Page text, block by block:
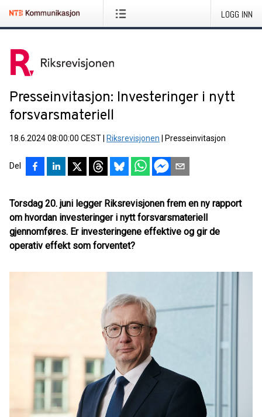
LOGG INN
Presseinvitasjon: Investeringer i nytt
forsvarsmateriell
18.6.2024 08:00:00 CEST Riksrevisjonen Presseinvitasjon
Del
Torsdag 20. juni legger Riksrevisjonen frem en ny rapport
om hvordan investeringer i nytt forsvarsmateriell
gjennomføres. Er investeringene effektive og gir de
operativ effekt som forventet?